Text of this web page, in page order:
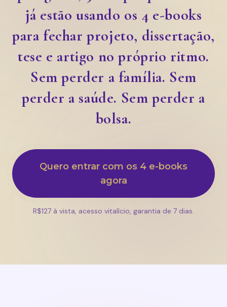
já estão usando os 4 e-books
para fechar projeto, dissertação,
tese e artigo no próprio ritmo.
Sem perder a família. Sem
perder a saúde. Sem perder a
bolsa.
Quero entrar com os 4 e-books
agora
R$127 à vista, acesso vitalício, garantia de 7 dias.